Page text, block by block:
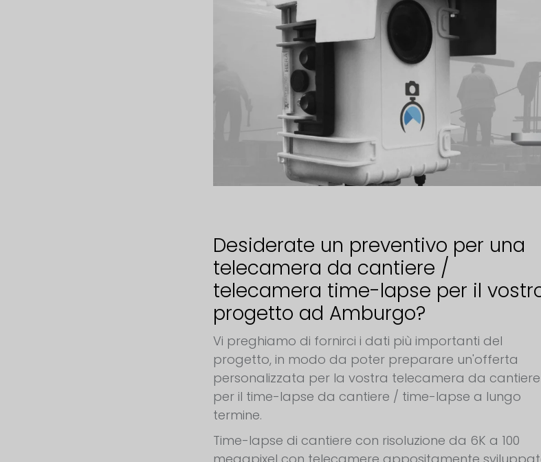
Desiderate un preventivo per una
telecamera da cantiere /
telecamera time-lapse per il
progetto ad Amburgo?
Vi preghiamo di fornirci i dati più importanti del
progetto, in modo da poter preparare un'offerta
personalizzata per la vostra telecamera da
per il time-lapse da cantiere / time-lapse a lungo
termine.
Time-lapse di cantiere con risoluzione da 6K a 100